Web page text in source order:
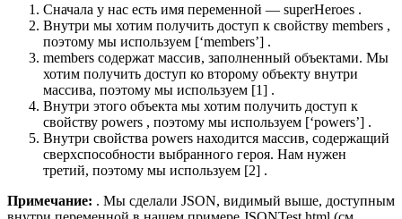
Сначала у нас есть имя переменной — superHeroes .
Внутри мы хотим получить доступ к свойству members ,
поэтому мы используем [‘members’] .
members содержат массив, заполненный объектами. Мы
хотим получить доступ ко второму объекту внутри
массива, поэтому мы используем [1] .
Внутри этого объекта мы хотим получить доступ к
свойству powers , поэтому мы используем [‘powers’] .
Внутри свойства powers находится массив, содержащий
сверхспособности выбранного героя. Нам нужен
третий, поэтому мы используем [2] .
Примечание: . Мы сделали JSON, видимый выше, доступным